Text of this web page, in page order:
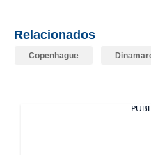
Relacionados
Copenhague